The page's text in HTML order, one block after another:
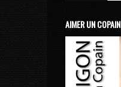
AIMER UN COPAIN